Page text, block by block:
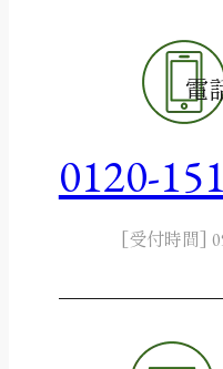
電
0120-
[受付時間]